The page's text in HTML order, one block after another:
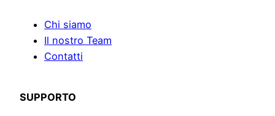
Chi siamo
Il nostro Team
Contatti
SUPPORTO